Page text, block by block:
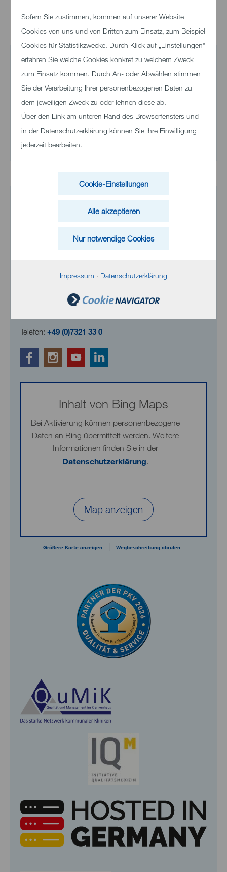
Sofern Sie zustimmen, kommen auf unserer Website
Cookies von uns und von Dritten zum Einsatz, zum Beispiel
Cookies für Statistikzwecke. Durch Klick auf „Einstellungen“
erfahren Sie welche Cookies konkret zu welchem Zweck
zum Einsatz kommen. Durch An- oder Abwählen stimmen
Sie der Verarbeitung Ihrer personenbezogenen Daten zu
dem jeweiligen Zweck zu oder lehnen diese ab.
Über den Link am unteren Rand des Browserfensters und
in der Datenschutzerklärung können Sie Ihre Einwilligung
jederzeit bearbeiten.
Cookie-Einstellungen
Alle akzeptieren
Nur notwendige Cookies
Impressum · Datenschutzerklärung
Kontakt
Wir helfen Ihnen gerne weiter!
Telefon +49 7321 33-0
E-Mail senden
Klinikum Heidenheim
Schloßhaustraße 100
Telefon: +49 (0)7321 33 0
Inhalt von Bing Maps
Bei Aktivierung können personenbezogene
Daten an Bing übermittelt werden. Weitere
Informationen finden Sie in der
Datenschutzerklärung.
Map anzeigen
Größere Karte anzeigen| Wegbeschreibung abrufen